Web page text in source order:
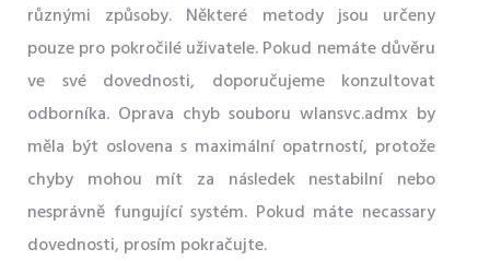
různými způsoby. Některé metody jsou určeny
pouze pro pokročilé uživatele. Pokud nemáte důvěru
ve své dovednosti, doporučujeme konzultovat
odborníka. Oprava chyb souboru wlansvc.admx by
měla být oslovena s maximální opatrností, protože
chyby mohou mít za následek nestabilní nebo
nesprávně fungující systém. Pokud máte necassary
dovednosti, prosím pokračujte.